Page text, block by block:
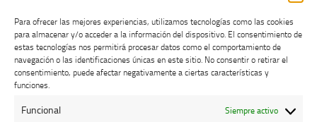
Para ofrecer las mejores experiencias, utilizamos tecnologías como las cookies
para almacenar y/o acceder a la información del dispositivo. El consentimiento de
estas tecnologías nos permitirá procesar datos como el comportamiento de
navegación o las identificaciones únicas en este sitio. No consentir o retirar el
consentimiento, puede afectar negativamente a ciertas características y
funciones.
Funcional Siempre activo
Buzón de dudas, quejas y sugerencias